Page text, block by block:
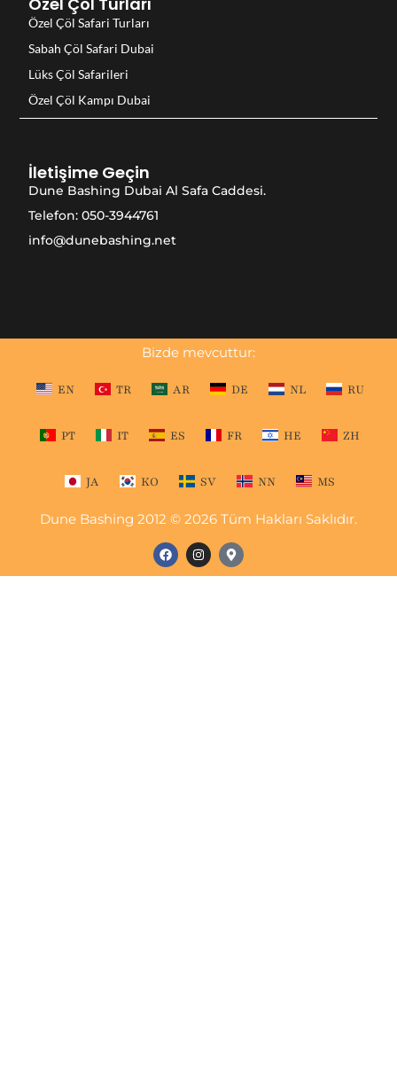
Özel Çöl Safari Turları
Sabah Çöl Safari Dubai
Lüks Çöl Safarileri
Özel Çöl Kampı Dubai
İletişime Geçin
Dune Bashing Dubai Al Safa Caddesi.
Telefon: 050-3944761
info@dunebashing.net
Bizde mevcuttur:
EN TR AR DE NL RU
PT IT ES FR HE ZH
JA KO SV NN MS
Dune Bashing 2012 © 2026 Tüm Hakları Saklıdır.